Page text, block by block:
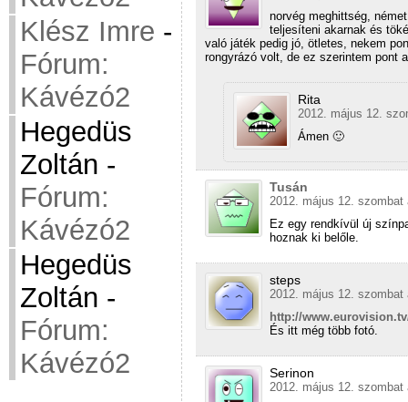
Klész Imre -
Fórum:
Kávézó2
Hegedüs
Zoltán -
Fórum:
Kávézó2
Hegedüs
Zoltán -
Fórum:
Kávézó2
norvég meghittség,
teljesíteni akarnak és
való játék pedig jó, ötletes, nekem
rongyrázó volt, de ez szerintem
Rita
2012. május 12.
Ámen 🙂
Tusán
2012. május 12. szombat
Ez egy rendkívül új
hoznak ki belőle.
steps
2012. május 12. szombat
http://
És itt még több fotó.
Serinon
2012. május 12. szombat